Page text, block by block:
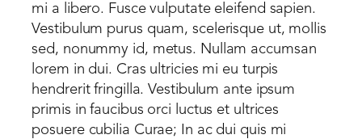
mi a libero. Fusce vulputate eleifend sapien.
Vestibulum purus quam, scelerisque ut, mollis
sed, nonummy id, metus. Nullam accumsan
lorem in dui. Cras ultricies mi eu turpis
hendrerit fringilla. Vestibulum ante ipsum
primis in faucibus orci luctus et ultrices
posuere cubilia Curae; In ac dui quis mi